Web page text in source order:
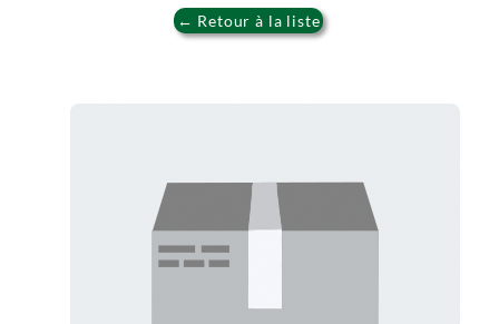
← Retour à la liste